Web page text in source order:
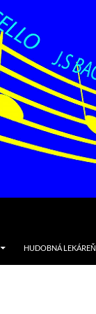
HUDOBNÁ LEKÁREŇ